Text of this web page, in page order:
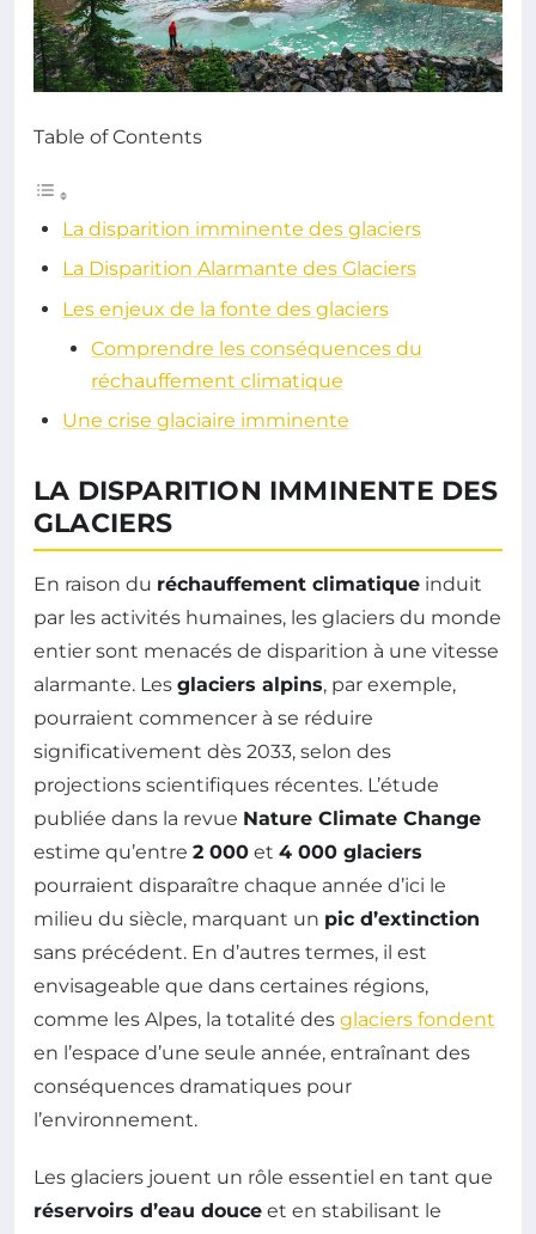
Table of Contents
La disparition imminente des glaciers
La Disparition Alarmante des Glaciers
Les enjeux de la fonte des glaciers
Comprendre les conséquences du
réchauffement climatique
Une crise glaciaire imminente
LA DISPARITION IMMINENTE DES
GLACIERS
En raison du réchauffement climatique induit
par les activités humaines, les glaciers du monde
entier sont menacés de disparition à une vitesse
alarmante. Les glaciers alpins, par exemple,
pourraient commencer à se réduire
significativement dès 2033, selon des
projections scientifiques récentes. L’étude
publiée dans la revue Nature Climate Change
estime qu’entre 2 000 et 4 000 glaciers
pourraient disparaître chaque année d’ici le
milieu du siècle, marquant un pic d’extinction
sans précédent. En d’autres termes, il est
envisageable que dans certaines régions,
comme les Alpes, la totalité des glaciers fondent
en l’espace d’une seule année, entraînant des
conséquences dramatiques pour
l’environnement.
Les glaciers jouent un rôle essentiel en tant que
réservoirs d’eau douce et en stabilisant le